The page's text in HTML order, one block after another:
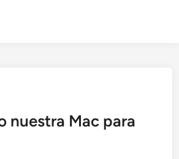
nuestra Mac para